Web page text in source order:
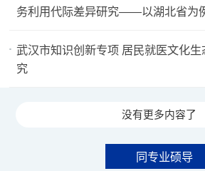
务利用代际差异研究——以湖北省为
武汉市知识创新专项 居民就医文化
究
没有更多内容了
同专业硕导